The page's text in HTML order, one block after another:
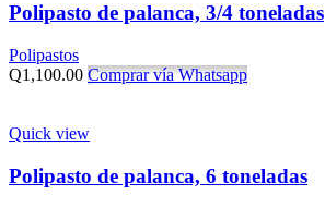
Polipasto de palanca, 3/4 toneladas
Polipastos
Q1,100.00 Comprar vía Whatsapp
Quick view
Polipasto de palanca, 6 toneladas